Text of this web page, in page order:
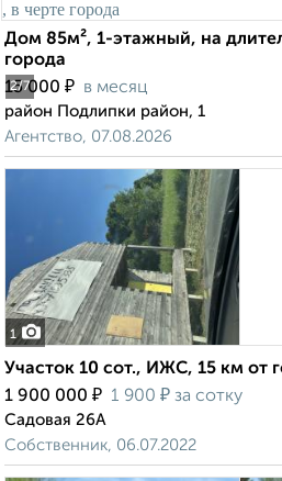
2/7
Дом 85м², 1-этажный, на
города
15 000 ₽ в месяц
район Подлипки район, 1
Агентство, 07.08.2026
1
Участок 10 сот., ИЖС, 15 км от
1 900 000 ₽ 1 900 ₽ за сотку
Садовая 26А
Собственник, 06.07.2022